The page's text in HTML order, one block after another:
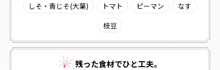
しそ・青じそ(大葉) トマト ピーマン
なす
枝豆
残った⾷材でひと⼯夫。